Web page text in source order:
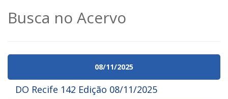
Busca no Acervo
08/11/2025
DO Recife 142 Edição 08/11/2025